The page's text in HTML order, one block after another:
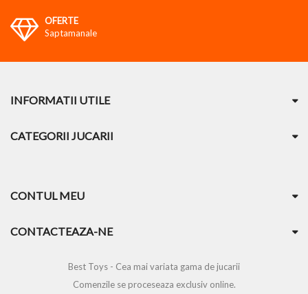
OFERTE
Saptamanale
INFORMATII UTILE
CATEGORII JUCARII
CONTUL MEU
CONTACTEAZA-NE
Best Toys - Cea mai variata gama de jucarii
Comenzile se proceseaza exclusiv online.